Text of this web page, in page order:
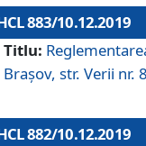
883/10.12.2019
Titlu:
Brașov, str. Verii nr.
882/10.12.2019